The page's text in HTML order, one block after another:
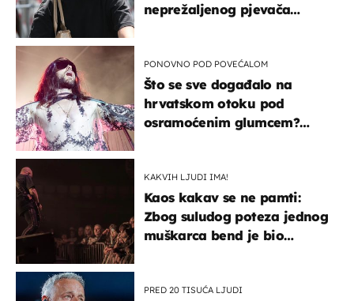
neprežaljenog pjevača
PONOVNO POD POVEĆALOM
Što se sve događalo na
hrvatskom otoku pod
osramoćenim glumcem?
KAKVIH LJUDI IMA!
Kaos kakav se ne pamti:
Zbog suludog poteza jednog
muškarca bend je bio
PRED 20 TISUĆA LJUDI